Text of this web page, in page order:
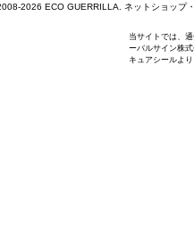
2026 ECO GUERRILLA. ネットショップ
当サイトでは、
ーバルサイン株
キュアシールよ